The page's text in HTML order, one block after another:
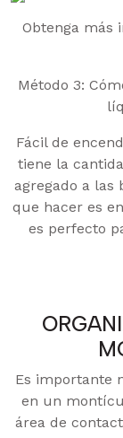
Obtenga más
Método 3:
Fácil de
tiene la
agregado a las
que hacer es
es perfecto
Es importante
en un
área de